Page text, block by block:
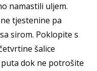
namastili uljem.
tjestenine pa
sirom. Poklopite s
šalice
dok ne potrošite